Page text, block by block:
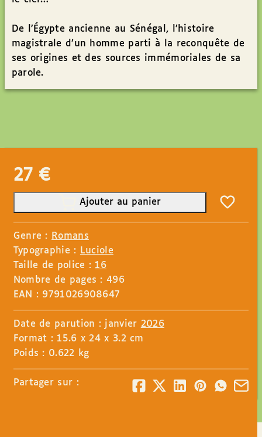
De l’Égypte ancienne au Sénégal, l’histoire
magistrale d’un homme parti à la reconquête de
ses origines et des sources immémoriales de sa
parole.
27 €
Ajouter au panier
Genre : Romans
Typographie : Luciole
Taille de police : 16
Nombre de pages : 496
EAN : 9791026908647
Date de parution : janvier 2026
Format : 15.6 x 24 x 3.2 cm
Poids : 0.622 kg
Partager sur :